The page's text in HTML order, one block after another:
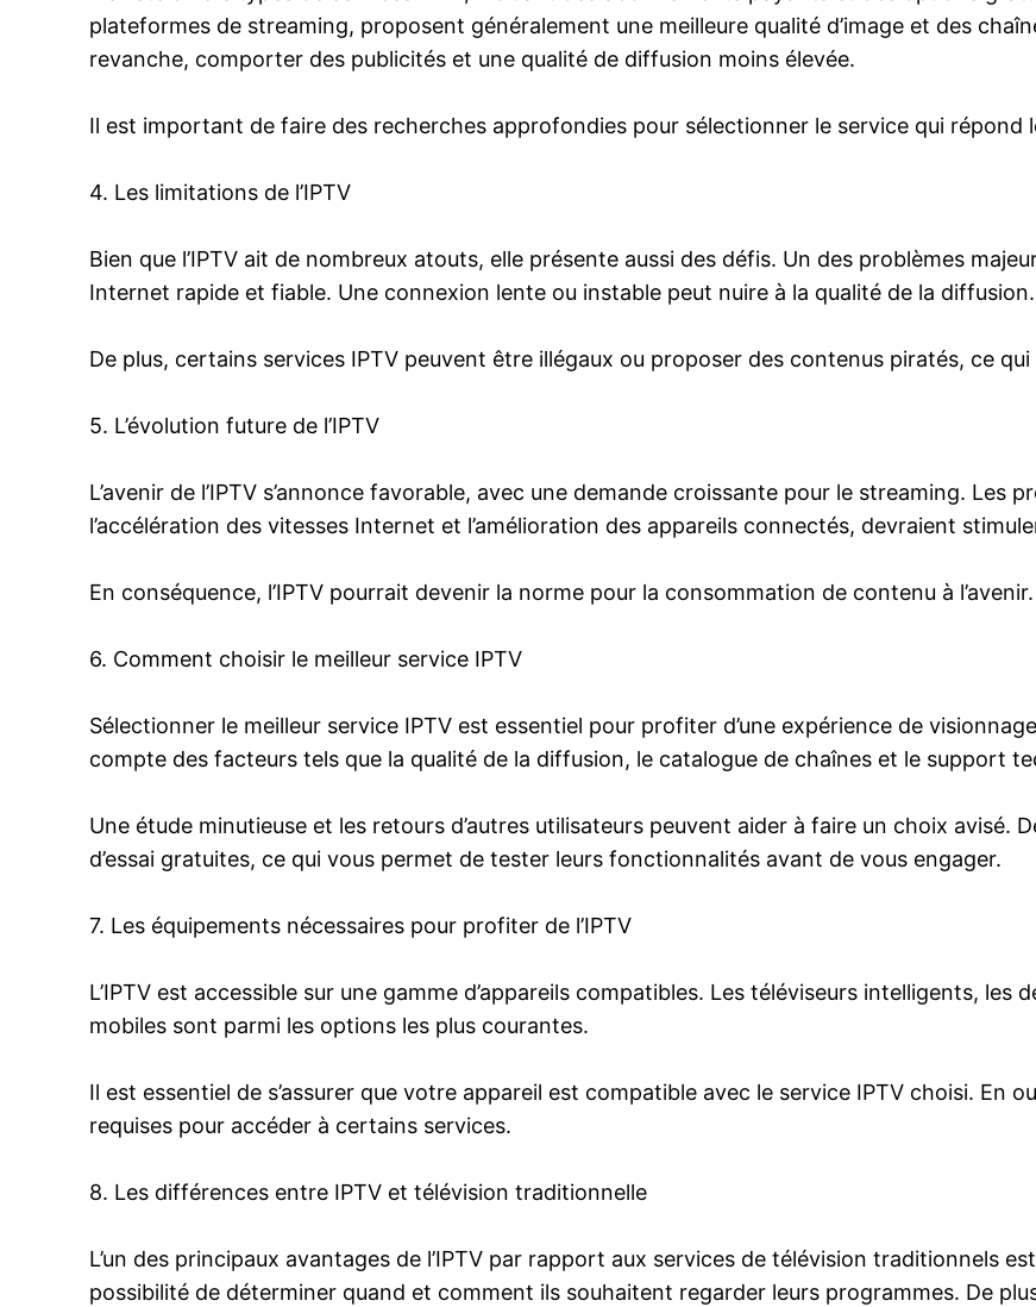
plateformes de streaming, proposent généralement une meilleure qualité d’image et des
revanche, comporter des publicités et une qualité de diffusion moins élevée.
Il est important de faire des recherches approfondies pour sélectionner le service qui répond
4. Les limitations de l’IPTV
Bien que l’IPTV ait de nombreux atouts, elle présente aussi des défis. Un des problèmes
Internet rapide et fiable. Une connexion lente ou instable peut nuire à la qualité de la diffusion.
De plus, certains services IPTV peuvent être illégaux ou proposer des contenus piratés, ce
5. L’évolution future de l’IPTV
L’avenir de l’IPTV s’annonce favorable, avec une demande croissante pour le streaming. Les
l’accélération des vitesses Internet et l’amélioration des appareils connectés, devraient
En conséquence, l’IPTV pourrait devenir la norme pour la consommation de contenu à l’avenir.
6. Comment choisir le meilleur service IPTV
Sélectionner le meilleur service IPTV est essentiel pour profiter d’une expérience de
compte des facteurs tels que la qualité de la diffusion, le catalogue de chaînes et le support
Une étude minutieuse et les retours d’autres utilisateurs peuvent aider à faire un choix avisé.
d’essai gratuites, ce qui vous permet de tester leurs fonctionnalités avant de vous engager.
7. Les équipements nécessaires pour profiter de l’IPTV
L’IPTV est accessible sur une gamme d’appareils compatibles. Les téléviseurs intelligents, les
mobiles sont parmi les options les plus courantes.
Il est essentiel de s’assurer que votre appareil est compatible avec le service IPTV choisi. En
requises pour accéder à certains services.
8. Les différences entre IPTV et télévision traditionnelle
L’un des principaux avantages de l’IPTV par rapport aux services de télévision traditionnels
possibilité de déterminer quand et comment ils souhaitent regarder leurs programmes. De